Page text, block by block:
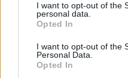
I want to opt-out of the
personal data.
Opted In
I want to opt-out of the
Personal Data.
Opted In